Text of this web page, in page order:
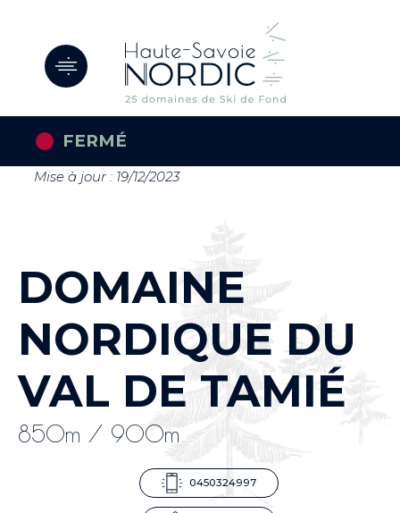
FERMÉ
Mise à jour : 19/12/2023
DOMAINE
NORDIQUE DU
VAL DE TAMIÉ
850m / 900m
0450324997